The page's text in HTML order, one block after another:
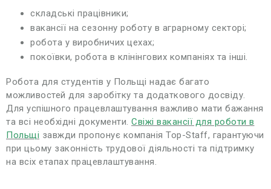
складські працівники;
вакансії на сезонну роботу в аграрному секторі;
робота у виробничих цехах;
покоївки, робота в клінінгових компаніях та інші.
Робота для студентів у Польщі надає багато
можливостей для заробітку та додаткового досвіду.
Для успішного працевлаштування важливо мати бажання
та всі необхідні документи. Свіжі вакансії для роботи в
Польщі завжди пропонує компанія Top-Staff, гарантуючи
при цьому законність трудової діяльності та підтримку
на всіх етапах працевлаштування.